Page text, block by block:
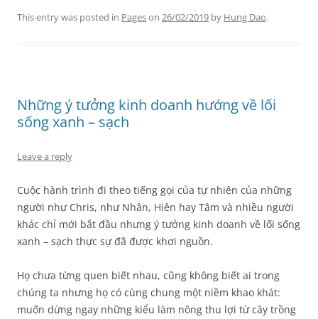
This entry was posted in Pageson 26/02/2019 by Hung Dao.
Những ý tưởng kinh doanh hướng về lối
sống xanh – sạch
Leave a reply
Cuộc hành trình đi theo tiếng gọi của tự nhiên của những
người như Chris, như Nhân, Hiên hay Tâm và nhiều người
khác chỉ mới bắt đầu nhưng ý tưởng kinh doanh về lối sống
xanh – sạch thực sự đã được khơi nguồn.
Họ chưa từng quen biết nhau, cũng không biết ai trong
chúng ta nhưng họ có cùng chung một niềm khao khát:
muốn dừng ngay những kiểu làm nông thu lợi từ cây trồng